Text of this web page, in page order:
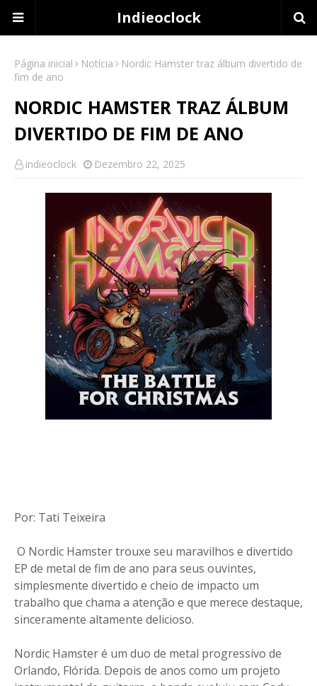
Indieoclock
Página inicial Notícia
Nordic Hamster traz álbum divertido de
fim de ano
NORDIC HAMSTER TRAZ ÁLBUM
DIVERTIDO DE FIM DE ANO
indieoclock Dezembro 22, 2025
Por: Tati Teixeira
O Nordic Hamster trouxe seu maravilhos e divertido
EP de metal de fim de ano para seus ouvintes,
simplesmente divertido e cheio de impacto um
trabalho que chama a atenção e que merece destaque,
sinceramente altamente delicioso.
Nordic Hamster é um duo de metal progressivo de
Orlando, Flórida. Depois de anos como um projeto